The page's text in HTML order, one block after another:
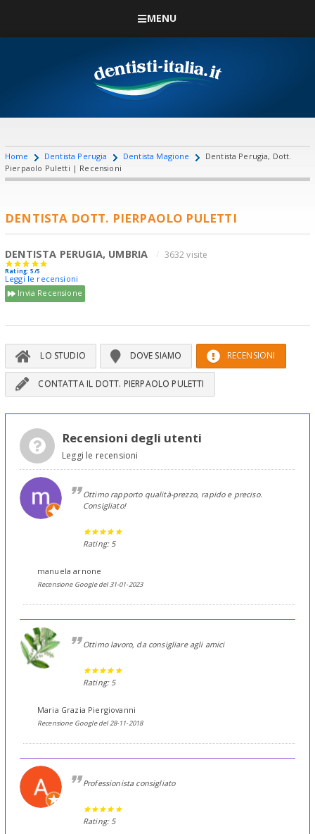
MENU
Home Dentista Perugia Dentista Magione
Dentista Perugia, Dott.
Pierpaolo Puletti | Recensioni
DENTISTA DOTT. PIERPAOLO PULETTI
DENTISTA PERUGIA, UMBRIA 3632 visite
Rating: 5/5
Leggi le recensioni
Invia Recensione
LO STUDIO DOVE SIAMO RECENSIONI
CONTATTA IL DOTT. PIERPAOLO PULETTI
Recensioni degli utenti
Leggi le recensioni
Ottimo rapporto qualità-prezzo, rapido e preciso.
Consigliato!
Rating: 5
manuela arnone
Recensione Google del 31-01-2023
Ottimo lavoro, da consigliare agli amici
Rating: 5
Maria Grazia Piergiovanni
Recensione Google del 28-11-2018
Professionista consigliato
Rating: 5